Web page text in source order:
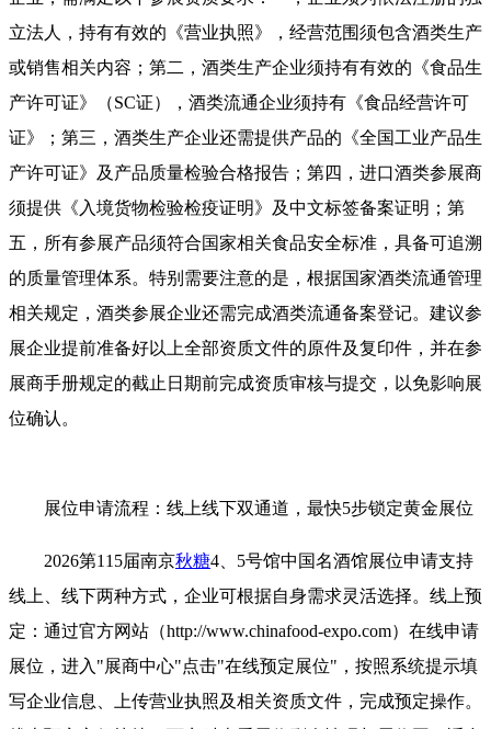
立法人，持有有效的《营业执照》，经营范围须包含酒类生产
或销售相关内容；第二，酒类生产企业须持有有效的《食品生
产许可证》（SC证），酒类流通企业须持有《食品经营许可
证》；第三，酒类生产企业还需提供产品的《全国工业产品生
产许可证》及产品质量检验合格报告；第四，进口酒类参展商
须提供《入境货物检验检疫证明》及中文标签备案证明；第
五，所有参展产品须符合国家相关食品安全标准，具备可追溯
的质量管理体系。特别需要注意的是，根据国家酒类流通管理
相关规定，酒类参展企业还需完成酒类流通备案登记。建议参
展企业提前准备好以上全部资质文件的原件及复印件，并在参
展商手册规定的截止日期前完成资质审核与提交，以免影响展
位确认。
展位申请流程：线上线下双通道，最快5步锁定黄金展位
2026第115届南京秋糖4、5号馆中国名酒馆展位申请支持
线上、线下两种方式，企业可根据自身需求灵活选择。线上预
定：通过官方网站（http://www.chinafood-expo.com）在线申请
展位，进入"展商中心"点击"在线预定展位"，按照系统提示填
写企业信息、上传营业执照及相关资质文件，完成预定操作。